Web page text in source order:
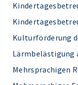
Kulturförderung
Lärmbelästigung
Mehrsprachigen